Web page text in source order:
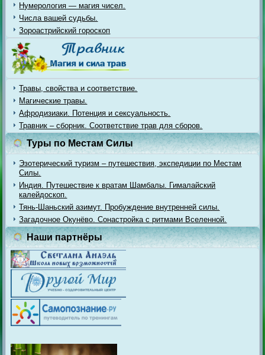
Нумерология — магия чисел.
Числа вашей судьбы.
Зороастрийский гороскоп
Травы, свойства и соответствие.
Магические травы.
Афродизиаки. Потенция и сексуальность.
Травник – сборник. Соответствие трав для сборов.
Туры по Местам Силы
Эзотерический туризм – путешествия, экспедиции по Местам
Силы.
Индия. Путешествие к вратам Шамбалы. Гималайский
калейдоскоп.
Тянь-Шаньский азимут. Пробуждение внутренней силы.
Загадочное Окунёво. Сонастройка с ритмами Вселенной.
Наши партнёры